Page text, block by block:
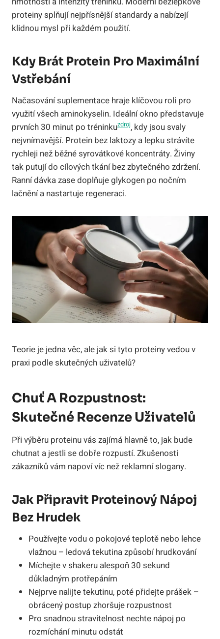
proteiny splňují nejpřísnější standardy a nabízejí
klidnou mysl při každém použití.
Kdy Brát Protein Pro Maximální
Vstřebání
Načasování suplementace hraje klíčovou roli pro
využití všech aminokyselin. Ideální okno představuje
prvních 30 minut po tréninkuzdroj, kdy jsou svaly
nejvnímavější. Protein bez laktozy a lepku strávíte
rychleji než běžné syrovátkové koncentráty. Živiny
tak putují do cílových tkání bez zbytečného zdržení.
Ranní dávka zase doplňuje glykogen po nočním
lačnění a nastartuje regeneraci.
Teorie je jedna věc, ale jak si tyto proteiny vedou v
praxi podle skutečných uživatelů?
Chuť A Rozpustnost:
Skutečné Recenze Uživatelů
Při výběru proteinu vás zajímá hlavně to, jak bude
chutnat a jestli se dobře rozpustí. Zkušenosti
zákazníků vám napoví víc než reklamní slogany.
Jak Připravit Proteinový Nápoj
Bez Hrudek
Používejte vodu o pokojové teplotě nebo lehce
vlažnou – ledová tekutina způsobí hrudkování
Míchejte v shakeru alespoň 30 sekund
důkladným protřepáním
Nejprve nalijte tekutinu, poté přidejte prášek –
obrácený postup zhoršuje rozpustnost
Pro snadnou stravitelnost nechte nápoj po
rozmíchání minutu odstát